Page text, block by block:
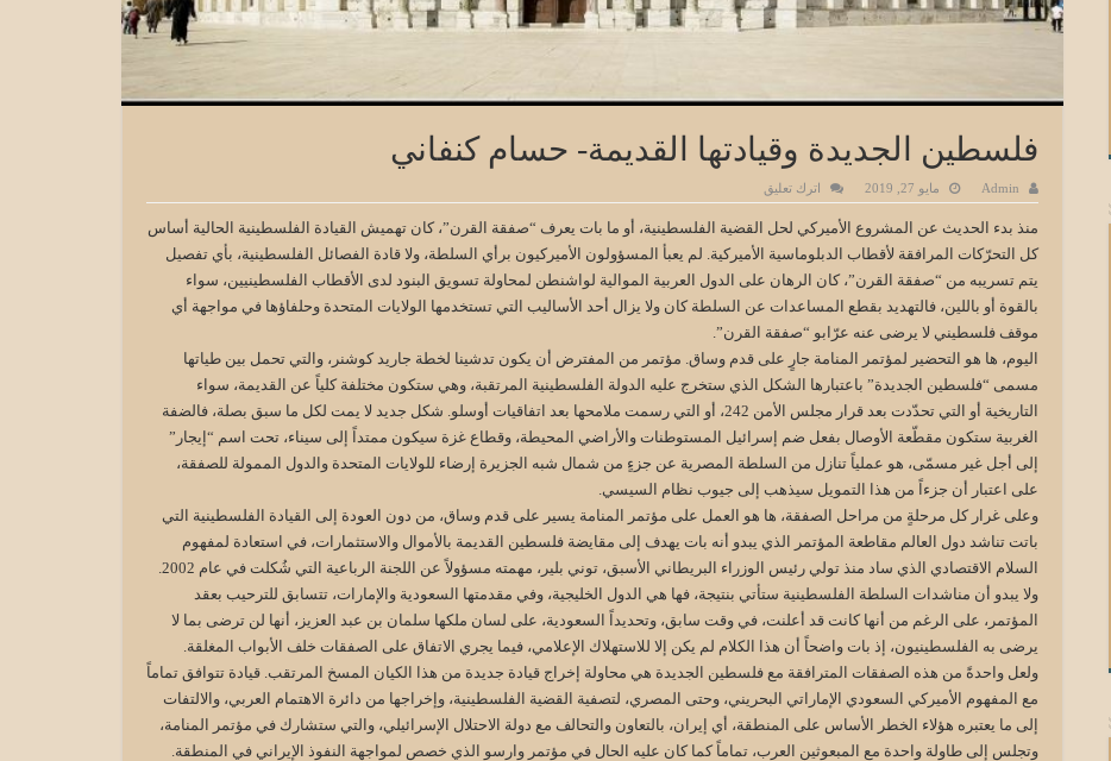
فلسطين الجديدة وقيادتها القديمة- حسام كنفاني
Admin مايو 27, 2019 اترك تعليق
منذ بدء الحديث عن المشروع الأميركي لحل القضية الفلسطينية، أو ما بات يعرف “صفقة القرن”، كان تهميش القيادة الفلسطينية الحالية أساس
كل التحرّكات المرافقة لأقطاب الدبلوماسية الأميركية. لم يعبأ المسؤولون الأميركيون برأي السلطة، ولا قادة الفصائل الفلسطينية، بأي تفصيل
يتم تسريبه من “صفقة القرن”، كان الرهان على الدول العربية الموالية لواشنطن لمحاولة تسويق البنود لدى الأقطاب الفلسطينيين، سواء
بالقوة أو باللين، فالتهديد بقطع المساعدات عن السلطة كان ولا يزال أحد الأساليب التي تستخدمها الولايات المتحدة وحلفاؤها في مواجهة أي
موقف فلسطيني لا يرضى عنه عرّابو “صفقة القرن”.
اليوم، ها هو التحضير لمؤتمر المنامة جارٍ على قدم وساق. مؤتمر من المفترض أن يكون تدشينا لخطة جاريد كوشنر، والتي تحمل بين طياتها
مسمى “فلسطين الجديدة” باعتبارها الشكل الذي ستخرج عليه الدولة الفلسطينية المرتقبة، وهي ستكون مختلفة كلياً عن القديمة، سواء
التاريخية أو التي تحدّدت بعد قرار مجلس الأمن 242، أو التي رسمت ملامحها بعد اتفاقيات أوسلو. شكل جديد لا يمت لكل ما سبق بصلة، فالضفة
الغربية ستكون مقطّعة الأوصال بفعل ضم إسرائيل المستوطنات والأراضي المحيطة، وقطاع غزة سيكون ممتداً إلى سيناء، تحت اسم “إيجار”
إلى أجل غير مسمّى، هو عملياً تنازل من السلطة المصرية عن جزءٍ من شمال شبه الجزيرة إرضاء للولايات المتحدة والدول الممولة للصفقة،
على اعتبار أن جزءاً من هذا التمويل سيذهب إلى جيوب نظام السيسي.
وعلى غرار كل مرحلةٍ من مراحل الصفقة، ها هو العمل على مؤتمر المنامة يسير على قدم وساق، من دون العودة إلى القيادة الفلسطينية التي
باتت تناشد دول العالم مقاطعة المؤتمر الذي يبدو أنه بات يهدف إلى مقايضة فلسطين القديمة بالأموال والاستثمارات، في استعادة لمفهوم
ولا يبدو أن مناشدات السلطة الفلسطينية ستأتي بنتيجة، فها هي الدول الخليجية، وفي مقدمتها السعودية والإمارات، تتسابق للترحيب بعقد
المؤتمر، على الرغم من أنها كانت قد أعلنت، في وقت سابق، وتحديداً السعودية، على لسان ملكها سلمان بن عبد العزيز، أنها لن ترضى بما لا
يرضى به الفلسطينيون، إذ بات واضحاً أن هذا الكلام لم يكن إلا للاستهلاك الإعلامي، فيما يجري الاتفاق على الصفقات خلف الأبواب المغلقة.
ولعل واحدةً من هذه الصفقات المترافقة مع فلسطين الجديدة هي محاولة إخراج قيادة جديدة من هذا الكيان المسخ المرتقب. قيادة تتوافق تماماً
مع المفهوم الأميركي السعودي الإماراتي البحريني، وحتى المصري، لتصفية القضية الفلسطينية، وإخراجها من دائرة الاهتمام العربي، والالتفات
إلى ما يعتبره هؤلاء الخطر الأساس على المنطقة، أي إيران، بالتعاون والتحالف مع دولة الاحتلال الإسرائيلي، والتي ستشارك في مؤتمر المنامة،
وتجلس إلى طاولة واحدة مع المبعوثين العرب، تماماً كما كان عليه الحال في مؤتمر وارسو الذي خصص لمواجهة النفوذ الإيراني في المنطقة.